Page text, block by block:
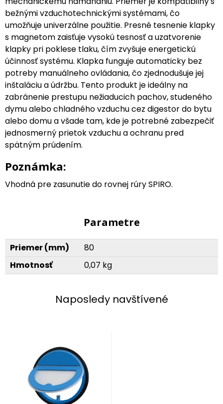
bežnými vzduchotechnickými systémami, čo
umožňuje univerzálne použitie. Presné tesnenie klapky
s magnetom zaisťuje vysokú tesnosť a uzatvorenie
klapky pri poklese tlaku, čím zvyšuje energetickú
účinnosť systému. Klapka funguje automaticky bez
potreby manuálneho ovládania, čo zjednodušuje jej
inštaláciu a údržbu. Tento produkt je ideálny na
zabránenie prestupu nežiaducich pachov, studeného
dymu alebo chladného vzduchu cez digestor do bytu
alebo domu a všade tam, kde je potrebné zabezpečiť
jednosmerný prietok vzduchu a ochranu pred
spätným prúdením.
Poznámka:
Vhodná pre zasunutie do rovnej rúry SPIRO.
Parametre
Priemer (mm)
80
Hmotnosť
0,07 kg
Naposledy navštívené